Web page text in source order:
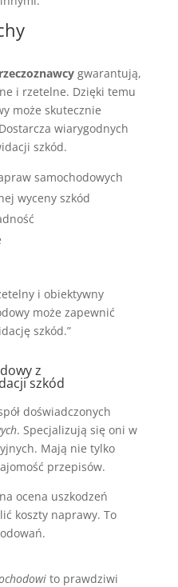
gwarantują,
i rzetelne. Dzięki temu
może skutecznie
wiarygodnych
szkód.
samochodowych
wyceny szkód
i obiektywny
może zapewnić
szkód.”
z
szkód
doświadczonych
. Specjalizują się oni w
Mają nie tylko
przepisów.
ocena uszkodzeń
koszty naprawy. To
to prawdziwi